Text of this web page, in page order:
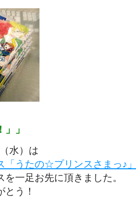
」」
水）は
「うたの☆プリンスさまっ♪
を一足お先に頂きました。
とう！